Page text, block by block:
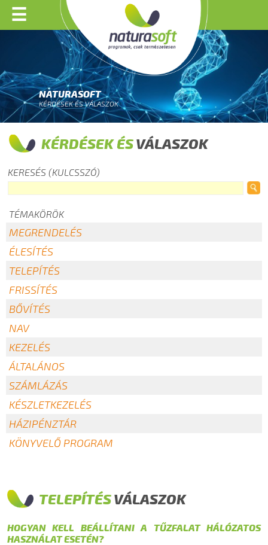
☰
NATURASOFT
KÉRDÉSEK ÉS VÁLASZOK
KÉRDÉSEK ÉSVÁLASZOK
KERESÉS (KULCSSZÓ)
TÉMAKÖRÖK
MEGRENDELÉS
ÉLESÍTÉS
TELEPÍTÉS
FRISSÍTÉS
BŐVÍTÉS
NAV
KEZELÉS
ÁLTALÁNOS
SZÁMLÁZÁS
KÉSZLETKEZELÉS
HÁZIPÉNZTÁR
KÖNYVELŐ PROGRAM
TELEPÍTÉSVÁLASZOK
HOGYAN KELL BEÁLLÍTANI A TŰZFALAT HÁLÓZATOS
HASZNÁLAT ESETÉN?